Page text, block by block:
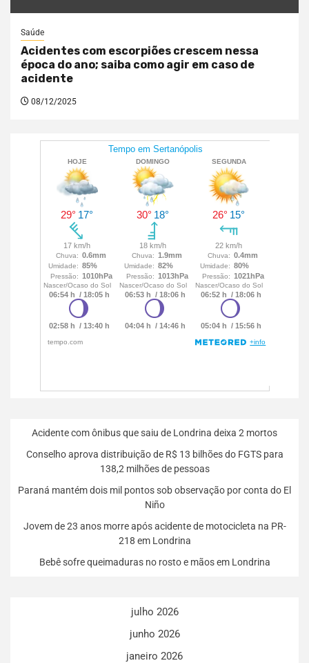
Saúde
Acidentes com escorpiões crescem nessa
época do ano; saiba como agir em caso de
acidente
08/12/2025
Acidente com ônibus que saiu de Londrina deixa 2 mortos
Conselho aprova distribuição de R$ 13 bilhões do FGTS para
138,2 milhões de pessoas
Paraná mantém dois mil pontos sob observação por conta do El
Niño
Jovem de 23 anos morre após acidente de motocicleta na PR-
218 em Londrina
Bebê sofre queimaduras no rosto e mãos em Londrina
julho 2026
junho 2026
janeiro 2026